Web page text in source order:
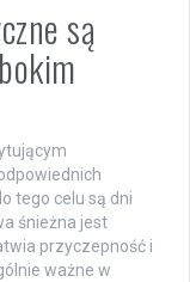
są
tego celu są dni
śnieżna jest
przyczepność i
ważne w